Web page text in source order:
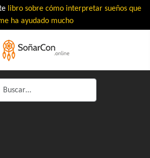
libro sobre cómo interpretar sueños que
ha ayudado mucho